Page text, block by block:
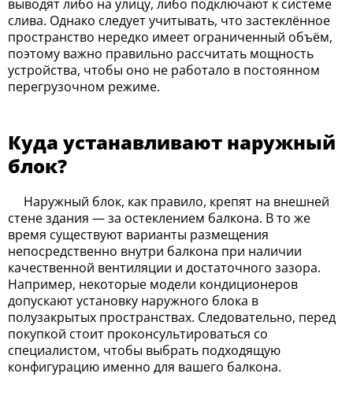
выводят либо на улицу, либо подключают к системе
слива. Однако следует учитывать, что застеклённое
пространство нередко имеет ограниченный объём,
поэтому важно правильно рассчитать мощность
устройства, чтобы оно не работало в постоянном
перегрузочном режиме.
Куда устанавливают наружный
блок?
Наружный блок, как правило, крепят на внешней
стене здания — за остеклением балкона. В то же
время существуют варианты размещения
непосредственно внутри балкона при наличии
качественной вентиляции и достаточного зазора.
Например, некоторые модели кондиционеров
допускают установку наружного блока в
полузакрытых пространствах. Следовательно, перед
покупкой стоит проконсультироваться со
специалистом, чтобы выбрать подходящую
конфигурацию именно для вашего балкона.